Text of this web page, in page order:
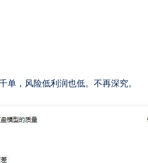
单，风险低利润也低。不再深究。